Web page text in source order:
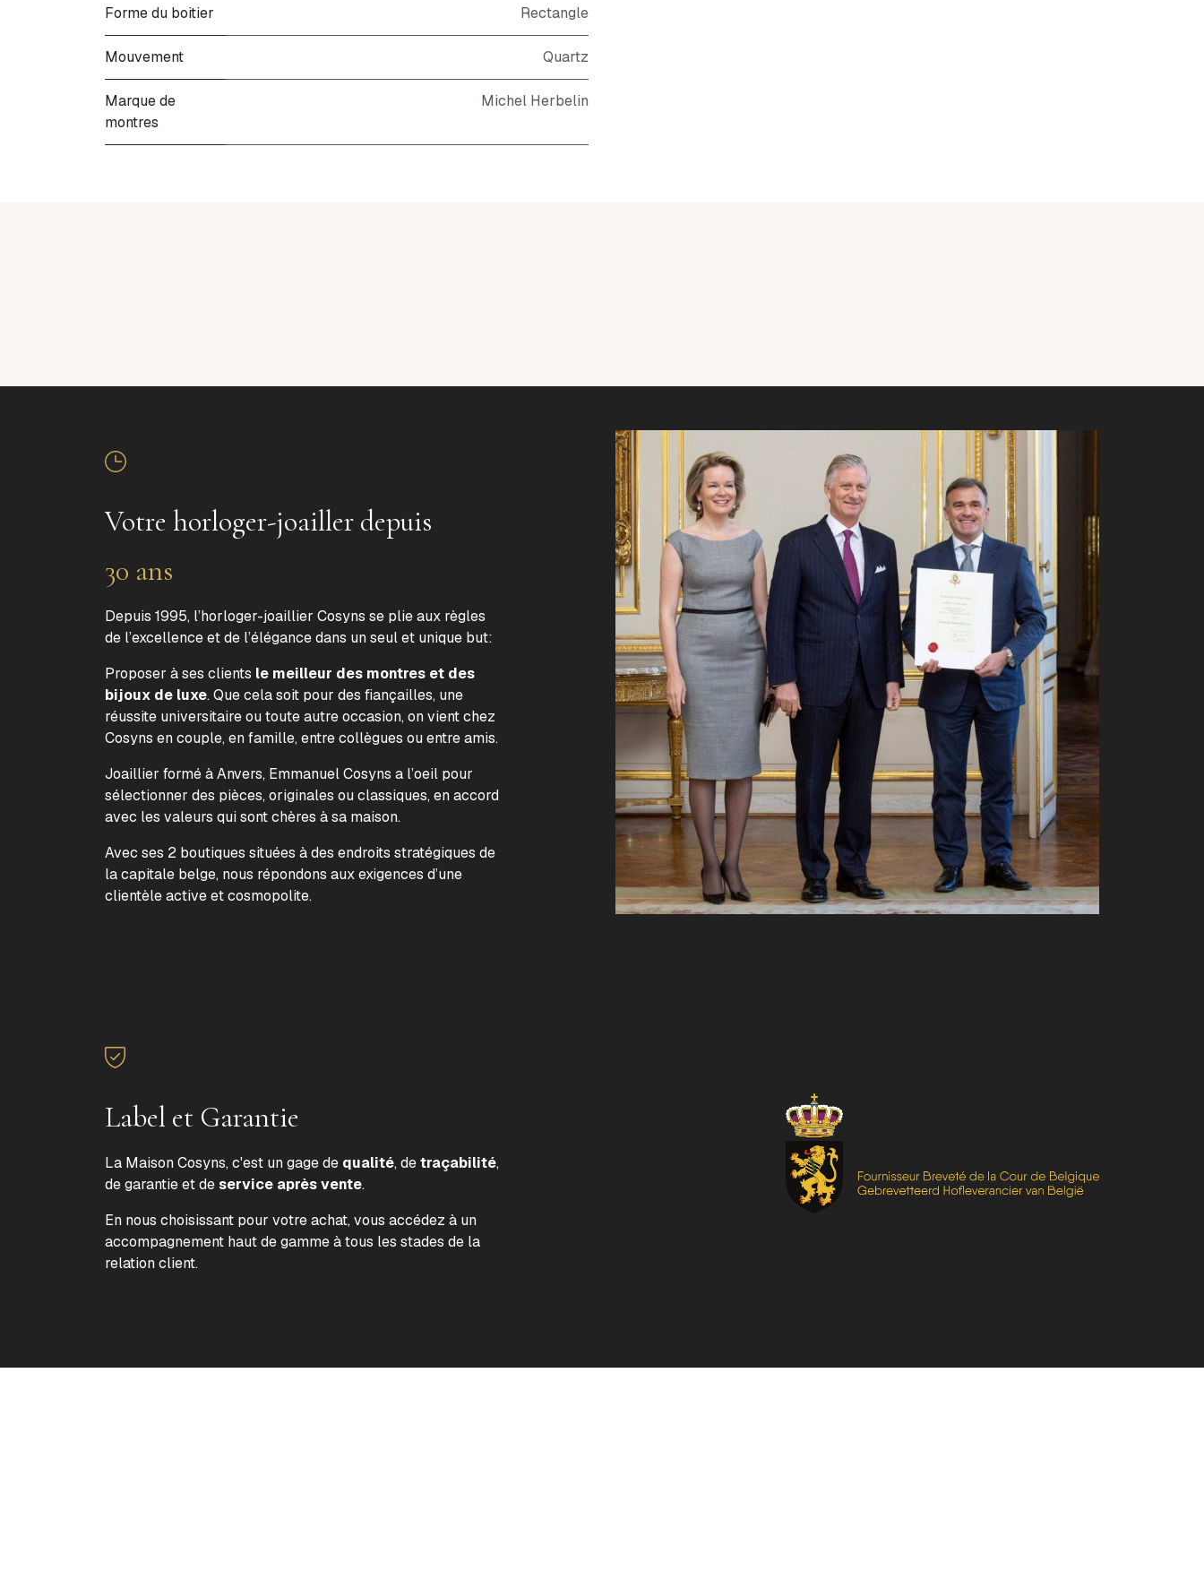
Forme du boitier Rectangle
Mouvement Quartz
Marque de
montres
Michel Herbelin
Votre horloger-joailler depuis
30 ans
Depuis 1995, l’horloger-joaillier Cosyns se plie aux règles
de l’excellence et de l’élégance dans un seul et unique but:
Proposer à ses clients le meilleur des montres et des
bijoux de luxe. Que cela soit pour des fiançailles, une
réussite universitaire ou toute autre occasion, on vient chez
Cosyns en couple, en famille, entre collègues ou entre amis.
Joaillier formé à Anvers, Emmanuel Cosyns a l’oeil pour
sélectionner des pièces, originales ou classiques, en accord
avec les valeurs qui sont chères à sa maison.
Avec ses 2 boutiques situées à des endroits stratégiques de
la capitale belge, nous répondons aux exigences d’une
clientèle active et cosmopolite.
Label et Garantie
La Maison Cosyns, c'est un gage de qualité, detraçabilité,
de garantie et deservice après vente.
En nous choisissant pour votre achat, vous accédez à un
accompagnement haut de gamme à tous les stades de la
relation client.